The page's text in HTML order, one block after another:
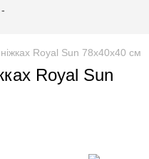
Royal Sun 78x40x40 см
Royal Sun